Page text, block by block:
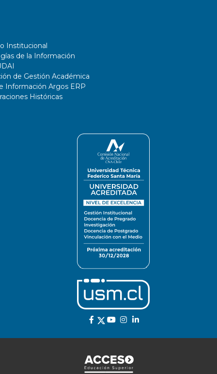
Institucional
de la Información
de Gestión Académica
Información Argos ERP
Históricas